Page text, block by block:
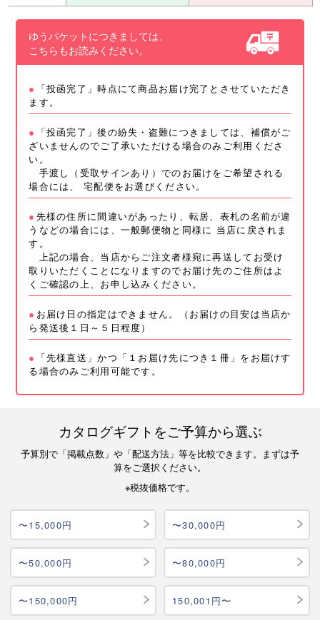
ゆうパケットにつきましては、
こちらもお読みください。
「投函完了」時点にて商品お届け完了とさせていただき
ます。
「投函完了」後の紛失・盗難につきましては、補償がご
ざいませんのでご了承いただける場合のみご利用くださ
い。
手渡し（受取サインあり）でのお届けをご希望される
場合には、 宅配便をお選びください。
先様の住所に間違いがあったり、転居、表札の名前が違
うなどの場合には、一般郵便物と同様に 当店に戻されま
す。
上記の場合、当店からご注文者様宛に再送してお受け
取りいただくことになりますのでお届け先のご住所はよ
くご確認の上、お申し込みください。
お届け日の指定はできません。（お届けの目安は当店か
ら発送後１日～５日程度）
「先様直送」かつ「１お届け先につき１冊」をお届けす
る場合のみご利用可能です。
カタログギフトをご予算から選ぶ
予算別で「掲載点数」や「配送方法」等を比較できます。まずは予
算をご選択ください。
※税抜価格です。
〜15,000円 〜30,000円
〜50,000円 〜80,000円
〜150,000円 150,001円〜